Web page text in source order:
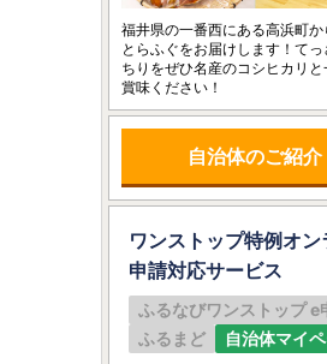
福井県の一番西にある高浜町
とらふぐをお届けします！てっ
ちりをぜひ名産のコシヒカリ
賞味ください！
自治体のご紹介
ワンストップ特例オン
申請対応サービス
ふるなびワンストップ e
ふるまど
自治体マイ